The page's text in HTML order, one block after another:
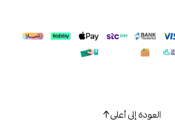
و افلت الملف هنا
استعراض
العودة إلى أعلى